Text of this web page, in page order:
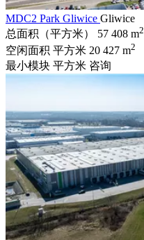
MDC2 Park Gliwice Gliwice
总面积（平方米）
57 408 m2
空闲面积 平方米 20 427 m2
最小模块 平方米 咨询